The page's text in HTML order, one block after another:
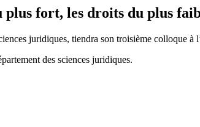
fort, les droits du plus
juridiques, tiendra son troisième colloque
des sciences juridiques.